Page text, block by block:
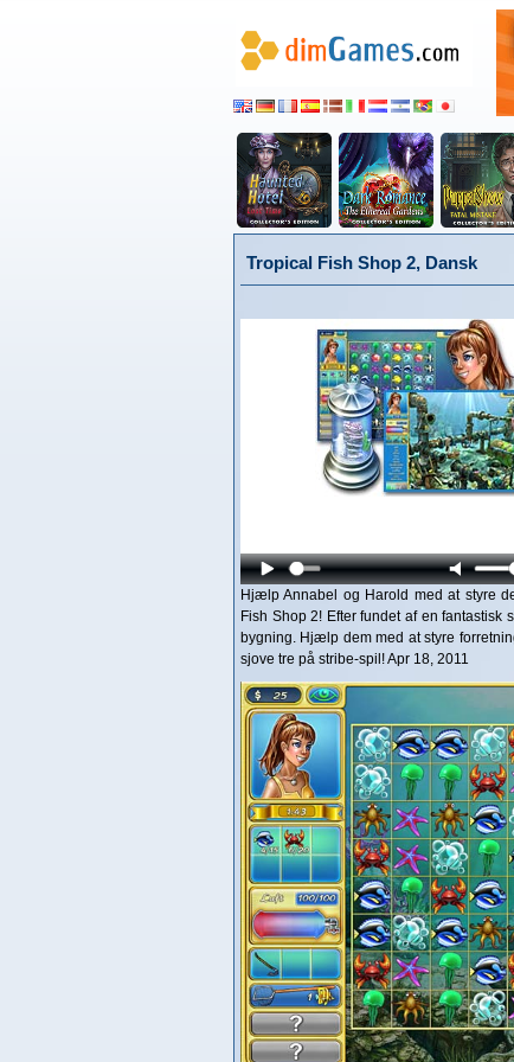
Tropical Fish Shop 2, Dansk
Hjælp Annabel og Harold med at styre
Fish Shop 2! Efter fundet af en
bygning. Hjælp dem med at styre
sjove tre på stribe-spil! Apr 18, 2011